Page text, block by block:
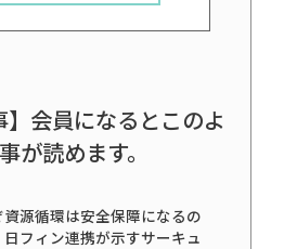
】会員になるとこのよ
が読めます。
資源循環は安全保障になるの
日フィン連携が示すサーキュ